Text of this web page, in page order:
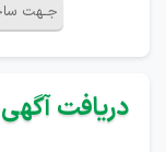
جـهت
دریافت آگهی